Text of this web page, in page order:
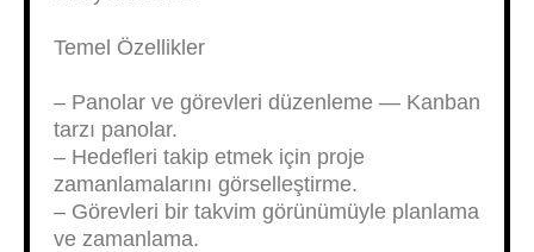
Temel Özellikler
– Panolar ve görevleri düzenleme — Kanban
tarzı panolar.
– Hedefleri takip etmek için proje
zamanlamalarını görselleştirme.
– Görevleri bir takvim görünümüyle planlama
ve zamanlama.